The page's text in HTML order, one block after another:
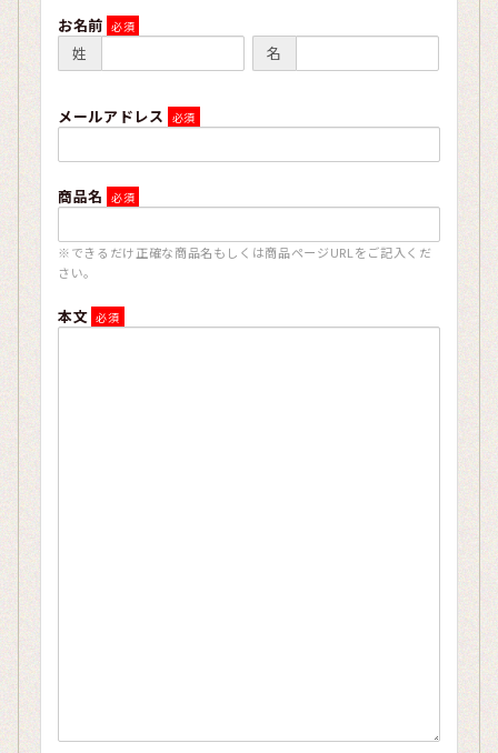
お名前
姓
名
メールアドレス
商品名
※できるだけ正確な商品名もしくは商品ページURLをご記入くだ
さい。
本文